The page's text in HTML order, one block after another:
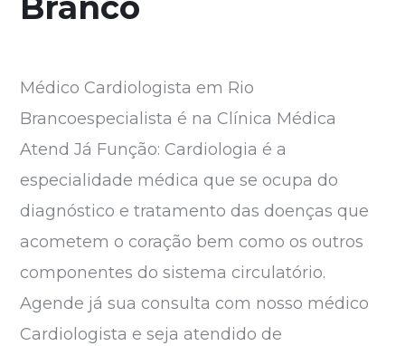
Médico Cardiologista em Rio
Brancoespecialista é na Clínica Médica
Atend Já Função: Cardiologia é a
especialidade médica que se ocupa do
diagnóstico e tratamento das doenças que
acometem o coração bem como os outros
componentes do sistema circulatório.
Agende já sua consulta com nosso médico
Cardiologista e seja atendido de